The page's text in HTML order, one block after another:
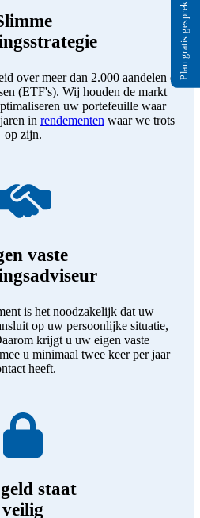
over meer dan 2.000 aandelen en
(ETF's). Wij houden de markt
uw portefeuille waar
in rendementen waar we trots
op zijn.
vaste
is het noodzakelijk dat uw
op uw persoonlijke situatie,
krijgt u uw eigen vaste
u minimaal twee keer per jaar
heeft.
staat
veilig
Plan gratis gesprek